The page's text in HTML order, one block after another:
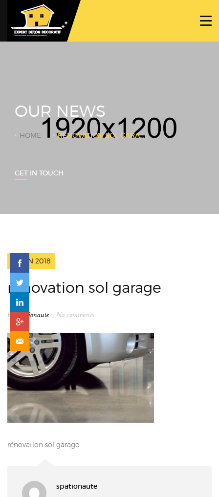
PROJETS
NOUS CONTACTER
OUR NEWS
HOME RÉNOVATION SOL GARAGE
GET IN TOUCH
2 JUIN 2018
rénovation sol garage
By spationaute No comments
rénovation sol garage
spationaute